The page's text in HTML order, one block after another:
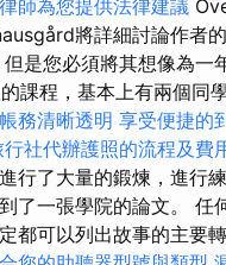
師為您提供法律建議
將詳細討論作者
但是您必須將其想像為一
課程，基本上有兩個同
務清晰透明 享受便捷的
行社代辦護照的流程及費
行了大量的鍛煉，進行
了一張學院的論文。 任
都可以列出故事的主要